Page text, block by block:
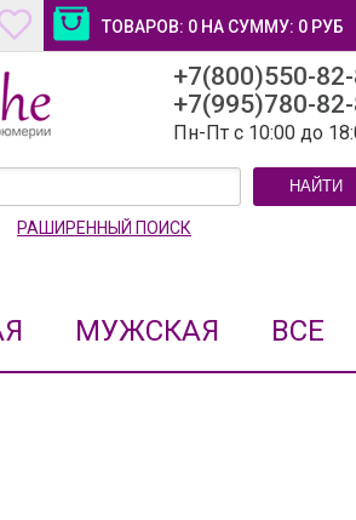
ТОВАРОВ: 0 НА СУММУ: 0 РУБ
ДОСТАВКА И ОПЛАТА
НОВОСТИ И СТАТЬИ
+7(800)550-
+7(995)780-
Пн-Пт с 10:00 до
НАЙТИ
РАШИРЕННЫЙ ПОИСК
МУЖСКАЯ ВСЕ